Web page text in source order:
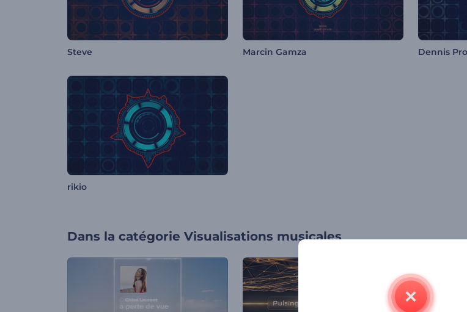
Steve Marcin Gamza Dennis
rikio
Dans la catégorie Visualisations musicales